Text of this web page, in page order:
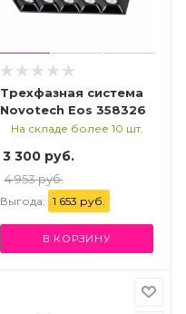
Трехфазная система
Novotech Eos 358326
На складе более 10 шт.
3 300 руб.
4 953 руб.
Выгода: 1 653 руб.
В КОРЗИНУ